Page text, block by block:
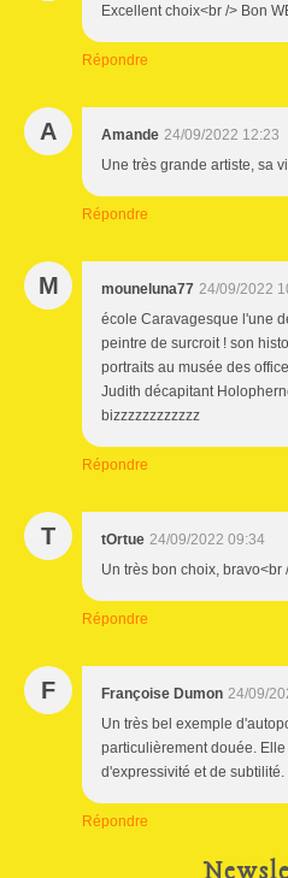
Excellent choix<br /> Bon
Répondre
A Amande 24/09/2022 12:23
Une très grande artiste, sa
Répondre
M mouneluna77 24/09/2022
école Caravagesque l'une
peintre de surcroit ! son
portraits au musée des
Judith décapitant
bizzzzzzzzzzzz
Répondre
T tOrtue 24/09/2022 09:34
Un très bon choix, bravo<br
Répondre
F Françoise Dumon 24/09/
Un très bel exemple
particulièrement douée.
d'expressivité et de subtilité.
Répondre